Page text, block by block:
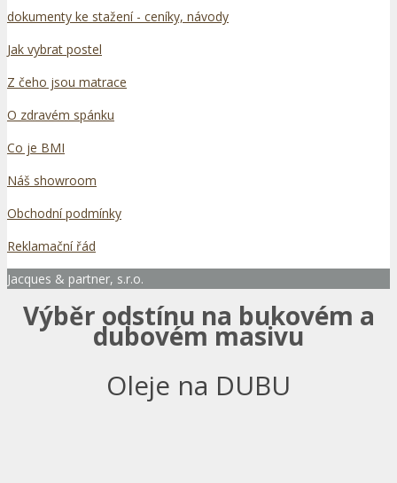
dokumenty ke stažení - ceníky, návody
Jak vybrat postel
Z čeho jsou matrace
O zdravém spánku
Co je BMI
Náš showroom
Obchodní podmínky
Reklamační řád
Jacques & partner, s.r.o.
Výběr odstínu na bukovém a
dubovém masivu
Oleje na DUBU